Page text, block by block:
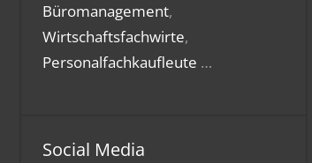
Büromanagement,
Wirtschaftsfachwirte,
Personalfachkaufleute …
Social Media